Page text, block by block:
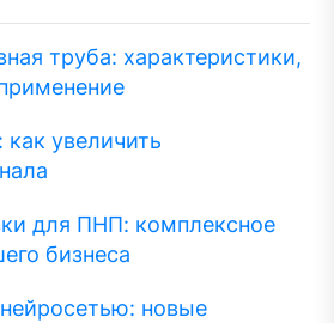
труба: характеристики,
увеличить
для ПНП: комплексное
бизнеса
новые